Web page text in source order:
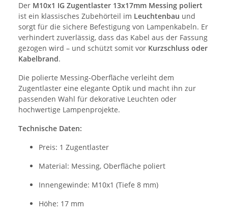
Der M10x1 IG Zugentlaster 13x17mm Messing poliert
ist ein klassisches Zubehörteil im Leuchtenbau und
sorgt für die sichere Befestigung von Lampenkabeln. Er
verhindert zuverlässig, dass das Kabel aus der Fassung
gezogen wird – und schützt somit vor Kurzschluss oder
Kabelbrand.
Die polierte Messing-Oberfläche verleiht dem
Zugentlaster eine elegante Optik und macht ihn zur
passenden Wahl für dekorative Leuchten oder
hochwertige Lampenprojekte.
Technische Daten:
Preis: 1 Zugentlaster
Material: Messing, Oberfläche poliert
Innengewinde: M10x1 (Tiefe 8 mm)
Höhe: 17 mm